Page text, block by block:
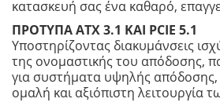
κατασκευή σας ένα καθαρό,
ΠΡΟΤΥΠΑ ATX 3.1 ΚΑΙ PCIE 5.1
Υποστηρίζοντας διακυμάνσεις
της ονομαστικής του απόδοσης,
για συστήματα υψηλής απόδοσης,
ομαλή και αξιόπιστη λειτουργία